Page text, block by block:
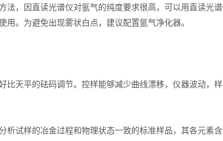
，因直读光谱仪对氩气的纯度要求很高，可以用直读光
用。为避免出现雾状白点，建议配置氩气净化器。
天平的砝码调节。控样能够减少曲线漂移，仪器波动，
试样的冶金过程和物理状态一致的标准样品，其各元素